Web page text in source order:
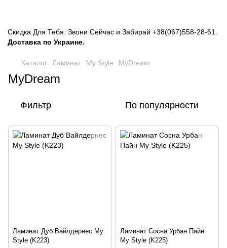
Скидка Для Тебя. Звони Сейчас и Забирай +38(067)558-28-61
Доставка по Украине.
Каталог Ламинат My Style MyDream
MyDream
Фильтр По популярности
Ламинат Дуб Вайлдернес My
Style (K223)
Ламинат Сосна Урбан Пайн
My Style (K225)